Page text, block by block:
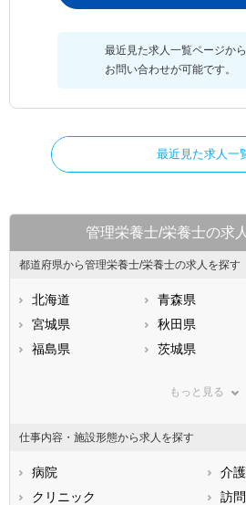
最近見た求人一覧ページから
お問い合わせが可能です。
最近見た求人一
管理栄養士/栄養士の求
都道府県から管理栄養士/栄養士の求人を探す
北海道 青森県
宮城県
秋田県
福島県
茨城県
神奈川県
石川県
福井県
静岡県
滋賀県
もっと見る
仕事内容・施設形態から求人を探す
病院
介
クリニック
訪